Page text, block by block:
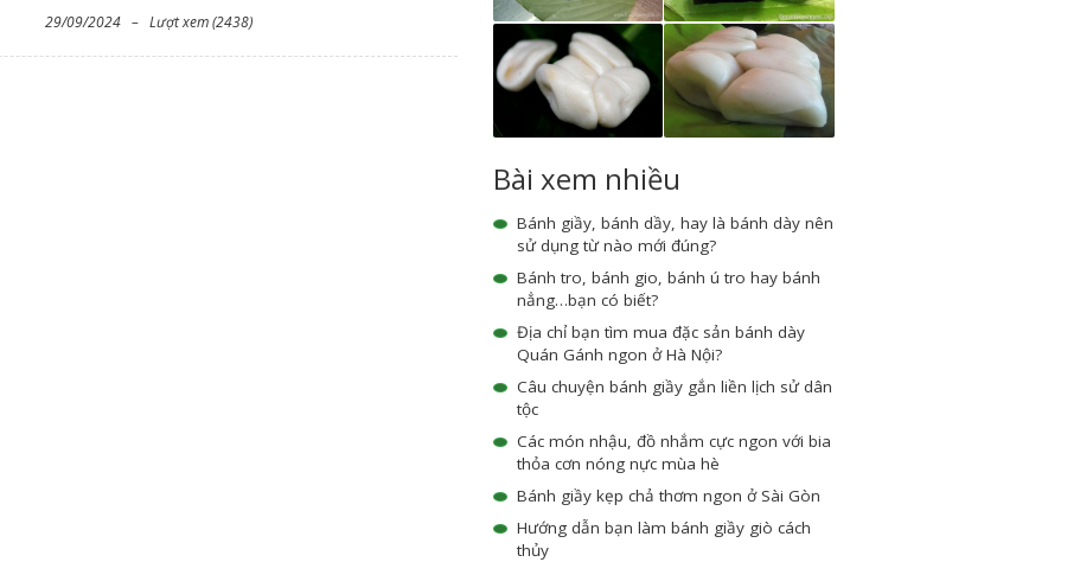
29/09/2024 – Lượt xem (2438)
Bài xem nhiều
Bánh giầy, bánh dầy, hay là bánh dày nên
sử dụng từ nào mới đúng?
Bánh tro, bánh gio, bánh ú tro hay bánh
nẳng…bạn có biết?
Địa chỉ bạn tìm mua đặc sản bánh dày
Quán Gánh ngon ở Hà Nội?
Câu chuyện bánh giầy gắn liền lịch sử dân
tộc
Các món nhậu, đồ nhắm cực ngon với bia
thỏa cơn nóng nực mùa hè
Bánh giầy kẹp chả thơm ngon ở Sài Gòn
Hướng dẫn bạn làm bánh giầy giò cách
thủy